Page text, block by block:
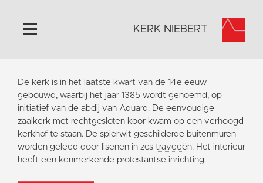
Home
Algemeen
Historie
Omgeving
Activiteiten
KERK NIEBERT
De kerk is in het laatste kwart van de 14e eeuw
gebouwd, waarbij het jaar 1385 wordt genoemd, op
initiatief van de abdij van Aduard. De eenvoudige
zaalkerk met rechtgesloten koor kwam op een verhoogd
kerkhof te staan. De spierwit geschilderde buitenmuren
worden geleed door lisenen in zes traveeën. Het interieur
heeft een kenmerkende protestantse inrichting.